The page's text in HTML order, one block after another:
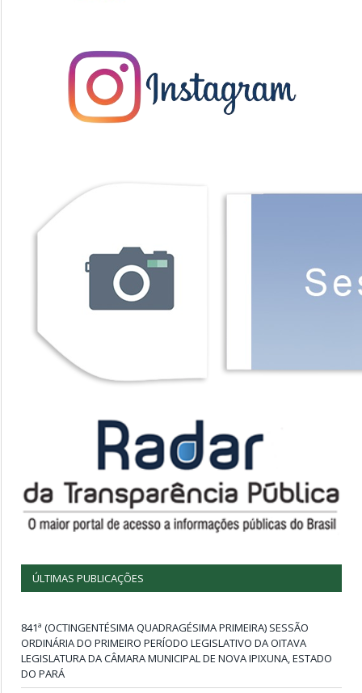
ÚLTIMAS PUBLICAÇÕES
841ª (OCTINGENTÉSIMA QUADRAGÉSIMA PRIMEIRA) SESSÃO
ORDINÁRIA DO PRIMEIRO PERÍODO LEGISLATIVO DA OITAVA
LEGISLATURA DA CÂMARA MUNICIPAL DE NOVA IPIXUNA, ESTADO
DO PARÁ